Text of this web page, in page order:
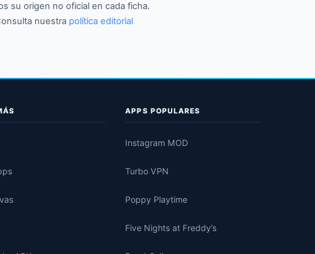
su origen no oficial en cada ficha.
nuestra política editorial
APPS POPULARES
Instagram MOD
Turbo VPN
Poppy Playtime
Five Nights at Freddy’s